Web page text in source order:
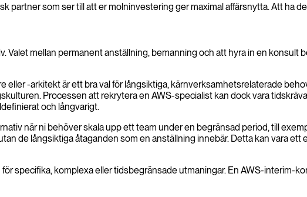
partner som ser till att er molninvestering ger maximal affärsnytta. Att ha
mellan permanent anställning, bemanning och att hyra in en konsult
-arkitekt är ett bra val för långsiktiga, kärnverksamhetsrelaterade
Processen att rekrytera en AWS-specialist kan dock vara
och långvarigt.
när ni behöver skala upp ett team under en begränsad period, till
de långsiktiga åtaganden som en anställning innebär. Detta kan vara
specifika, komplexa eller tidsbegränsade utmaningar. En AWS-interim-